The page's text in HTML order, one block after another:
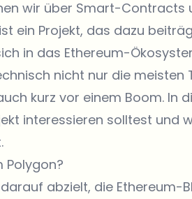
wir über Smart-Contracts
ein Projekt, das dazu
in das Ethereum-
nicht nur die meisten
kurz vor einem Boom. In
interessieren solltest und
Polygon?
abzielt, die Ethereum-